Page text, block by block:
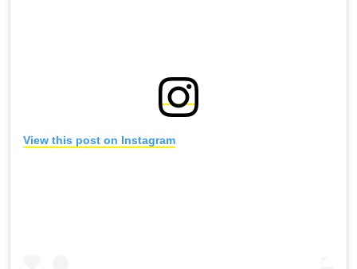
View this post on Instagram